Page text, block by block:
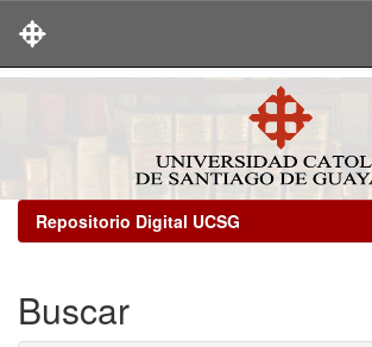
Repositorio Digital UCSG
Buscar